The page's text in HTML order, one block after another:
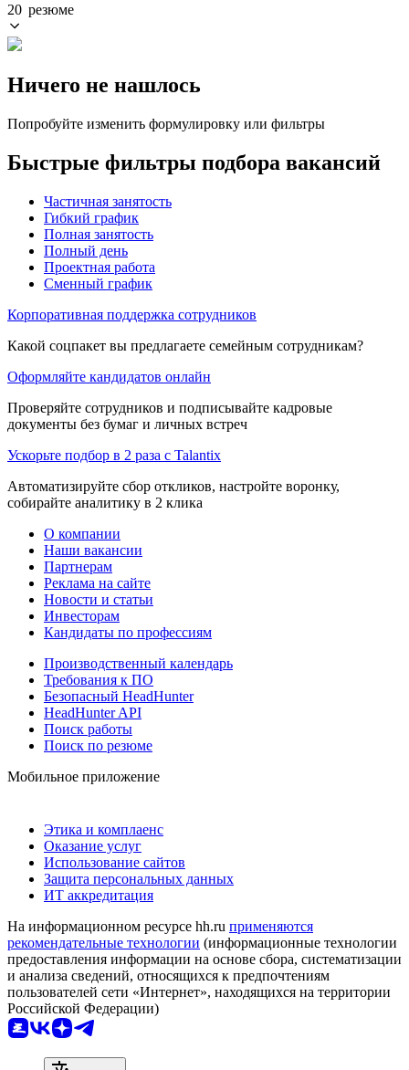
20 резюме
Ничего не нашлось
Попробуйте изменить формулировку или фильтры
Быстрые фильтры подбора вакансий
Частичная занятость
Гибкий график
Полная занятость
Полный день
Проектная работа
Сменный график
Корпоративная поддержка сотрудников
Какой соцпакет вы предлагаете семейным сотрудникам?
Оформляйте кандидатов онлайн
Проверяйте сотрудников и подписывайте кадровые
документы без бумаг и личных встреч
Ускорьте подбор в 2 раза с Talantix
Автоматизируйте сбор откликов, настройте воронку,
собирайте аналитику в 2 клика
О компании
Наши вакансии
Партнерам
Реклама на сайте
Новости и статьи
Инвесторам
Кандидаты по профессиям
Производственный календарь
Требования к ПО
Безопасный HeadHunter
HeadHunter API
Поиск работы
Поиск по резюме
Мобильное приложение
Этика и комплаенс
Оказание услуг
Использование сайтов
Защита персональных данных
ИТ аккредитация
На информационном ресурсе hh.ru применяются
рекомендательные технологии (информационные технологии
предоставления информации на основе сбора, систематизации
и анализа сведений, относящихся к предпочтениям
пользователей сети «Интернет», находящихся на территории
Российской Федерации)